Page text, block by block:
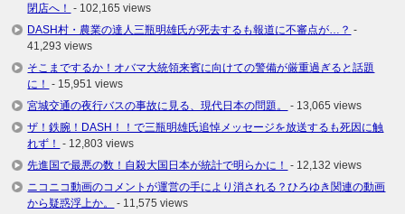
閉店へ！ - 102,165 views
DASH村・農業の達人三瓶明雄氏が死去するも報道に不審点が…？ -
41,293 views
そこまでするか！オバマ大統領来賓に向けての警備が厳重過ぎると話題
に！ - 15,951 views
宮城交通の夜行バスの事故に見る、現代日本の問題。
- 13,065 views
ザ！鉄腕！DASH！！で三瓶明雄氏追悼メッセージを放送するも死因に触
れず！ - 12,803 views
先進国で最悪の数！自殺大国日本が統計で明らかに！ - 12,132 views
ニコニコ動画のコメントが運営の手により消される？ひろゆき関連の動画
から疑惑浮上か。
- 11,575 views